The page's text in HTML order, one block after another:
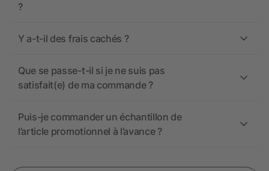
?
Y a-t-il des frais cachés ?
Que se passe-t-il si je ne suis pas
satisfait(e) de ma commande ?
Puis-je commander un échantillon de
l’article promotionnel à l’avance ?